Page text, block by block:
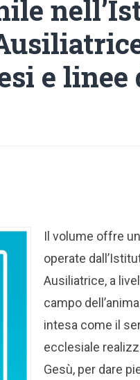
e
Il volume offre
operate
Ausiliatrice, a
campo
intesa come il
ecclesiale
Gesù, per dare